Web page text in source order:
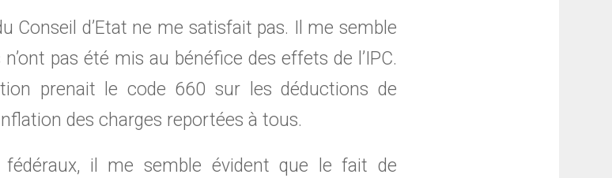
Conseil d’Etat ne me satisfait pas. Il me semble
pas été mis au bénéfice des effets de l’IPC.
prenait le code 660 sur les déductions de
des charges reportées à tous.
il me semble évident que le fait de